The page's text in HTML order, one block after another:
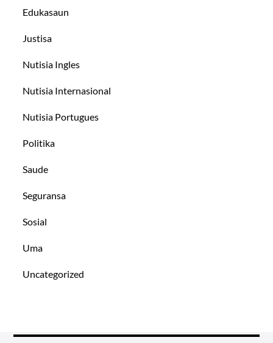
Edukasaun
Justisa
Nutisia Ingles
Nutisia Internasional
Nutisia Portugues
Politika
Saude
Seguransa
Sosial
Uma
Uncategorized